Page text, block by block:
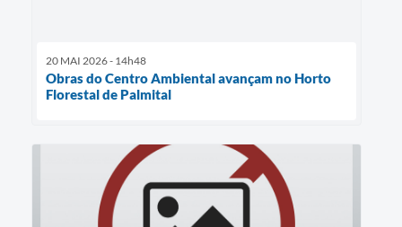
20 MAI 2026 - 14h48
Obras do Centro Ambiental avançam no Horto
Florestal de Palmital